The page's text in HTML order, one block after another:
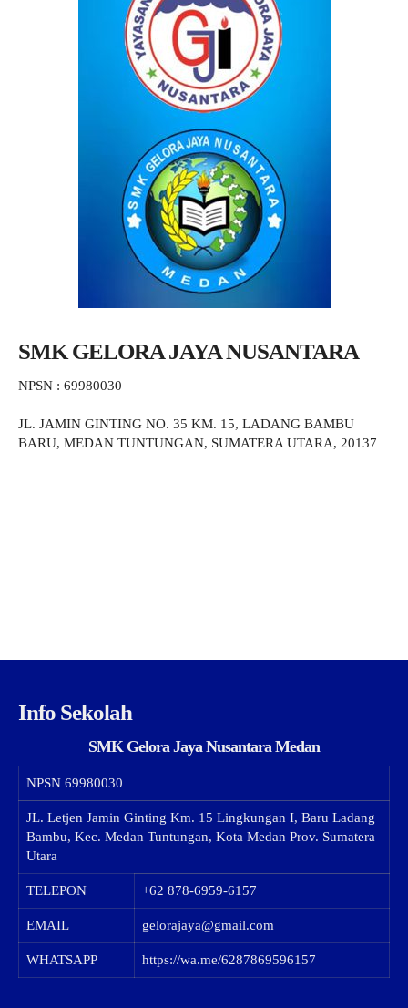
SMK GELORA JAYA NUSANTARA
NPSN : 69980030
JL. JAMIN GINTING NO. 35 KM. 15, LADANG BAMBU
BARU, MEDAN TUNTUNGAN, SUMATERA UTARA, 20137
Info Sekolah
SMK Gelora Jaya Nusantara Medan
NPSN 69980030
JL. Letjen Jamin Ginting Km. 15 Lingkungan I, Baru Ladang
Bambu, Kec. Medan Tuntungan, Kota Medan Prov. Sumatera
Utara
TELEPON +62 878-6959-6157
EMAIL gelorajaya@gmail.com
WHATSAPP https://wa.me/6287869596157